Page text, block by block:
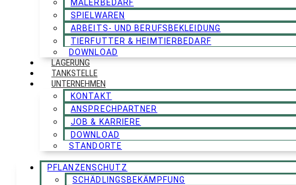
MALERBEDARF
SPIELWAREN
ARBEITS- UND BERUFSBEKLEIDUNG
TIERFUTTER & HEIMTIERBEDARF
DOWNLOAD
LAGERUNG
TANKSTELLE
UNTERNEHMEN
KONTAKT
ANSPRECHPARTNER
JOB & KARRIERE
DOWNLOAD
STANDORTE
PFLANZENSCHUTZ
SCHÄDLINGSBEKÄMPFUNG